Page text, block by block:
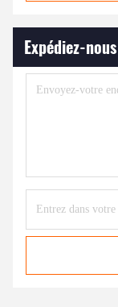
Expédiez-nous